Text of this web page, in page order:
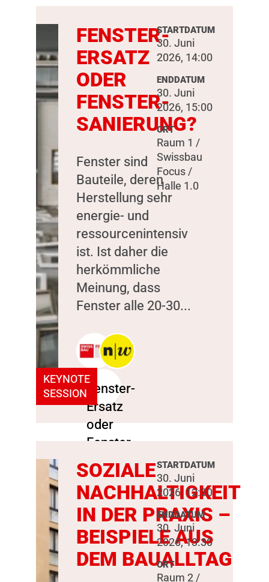
KEYNOTE
SESSION
FENSTER-
ERSATZ
ODER
FENSTER-
SANIERUNG?
Fenster sind
Bauteile, deren
Herstellung sehr
energie- und
ressourcenintensiv
ist. Ist daher die
herkömmliche
Meinung, dass
Fenster alle 20-30...
STARTDATUM
30. Juni
2026, 14:00
ENDDATUM
30. Juni
2026, 15:00
ORT
Raum 1 /
Swissbau
Focus /
Halle 1.0
SOZIALE
NACHHALTIGKEIT
IN DER PRAXIS –
BEISPIELE AUS
DEM BAUALLTAG
STARTDATUM
30. Juni
2026, 12:30
ENDDATUM
30. Juni
2026, 13:30
ORT
Raum 2 /